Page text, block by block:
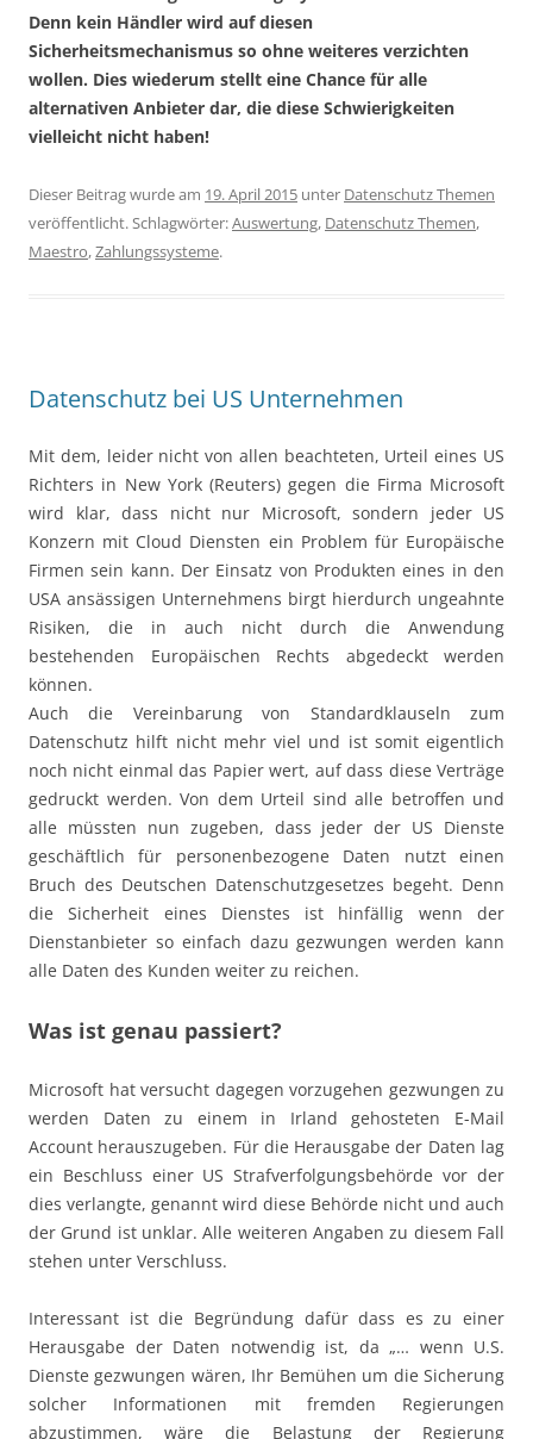
Denn kein Händler wird auf diesen
Sicherheitsmechanismus so ohne weiteres verzichten
wollen. Dies wiederum stellt eine Chance für alle
alternativen Anbieter dar, die diese Schwierigkeiten
vielleicht nicht haben!
Dieser Beitrag wurde am 19. April 2015 unter Datenschutz Themen
veröffentlicht. Schlagwörter:Auswertung, Datenschutz Themen,
Maestro,Zahlungssysteme.
Datenschutz bei US Unternehmen
Mit dem, leider nicht von allen beachteten, Urteil eines US
Richters in New York (Reuters) gegen die Firma Microsoft
wird klar, dass nicht nur Microsoft, sondern jeder US
Konzern mit Cloud Diensten ein Problem für Europäische
Firmen sein kann. Der Einsatz von Produkten eines in den
USA ansässigen Unternehmens birgt hierdurch ungeahnte
Risiken, die in auch nicht durch die Anwendung
bestehenden Europäischen Rechts abgedeckt werden
können.
Auch die Vereinbarung von Standardklauseln zum
Datenschutz hilft nicht mehr viel und ist somit eigentlich
noch nicht einmal das Papier wert, auf dass diese Verträge
gedruckt werden. Von dem Urteil sind alle betroffen und
alle müssten nun zugeben, dass jeder der US Dienste
geschäftlich für personenbezogene Daten nutzt einen
Bruch des Deutschen Datenschutzgesetzes begeht. Denn
die Sicherheit eines Dienstes ist hinfällig wenn der
Dienstanbieter so einfach dazu gezwungen werden kann
alle Daten des Kunden weiter zu reichen.
Was ist genau passiert?
Microsoft hat versucht dagegen vorzugehen gezwungen zu
werden Daten zu einem in Irland gehosteten E-Mail
Account herauszugeben. Für die Herausgabe der Daten lag
ein Beschluss einer US Strafverfolgungsbehörde vor der
dies verlangte, genannt wird diese Behörde nicht und auch
der Grund ist unklar. Alle weiteren Angaben zu diesem Fall
stehen unter Verschluss.
Interessant ist die Begründung dafür dass es zu einer
Herausgabe der Daten notwendig ist, da „… wenn U.S.
Dienste gezwungen wären, Ihr Bemühen um die Sicherung
solcher Informationen mit fremden Regierungen
abzustimmen, wäre die Belastung der Regierung